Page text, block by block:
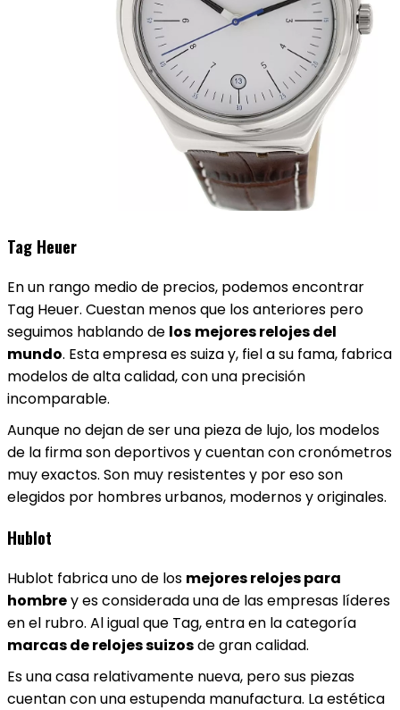
Tag Heuer
En un rango medio de precios, podemos encontrar
Tag Heuer. Cuestan menos que los anteriores pero
seguimos hablando de los mejores relojes del
mundo. Esta empresa es suiza y, fiel a su fama, fabrica
modelos de alta calidad, con una precisión
incomparable.
Aunque no dejan de ser una pieza de lujo, los modelos
de la firma son deportivos y cuentan con cronómetros
muy exactos. Son muy resistentes y por eso son
elegidos por hombres urbanos, modernos y originales.
Hublot
Hublot fabrica uno de los mejores relojes para
hombrey es considerada una de las empresas líderes
en el rubro. Al igual que Tag, entra en la categoría
marcas de relojes suizosde gran calidad.
Es una casa relativamente nueva, pero sus piezas
cuentan con una estupenda manufactura. La estética